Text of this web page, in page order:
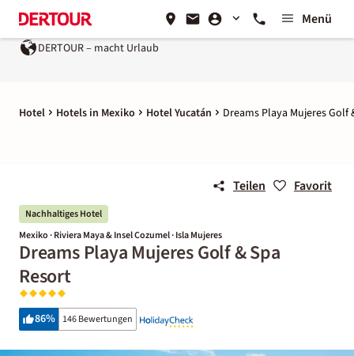
Menü
DERTOUR – macht Urlaub
Hotel Hotels in Mexiko Hotel Yucatán Dreams Playa Mujeres Golf
Teilen Favorit
Nachhaltiges Hotel
Mexiko · Riviera Maya & Insel Cozumel · Isla Mujeres
Dreams Playa Mujeres Golf & Spa
Resort
86% 146 Bewertungen